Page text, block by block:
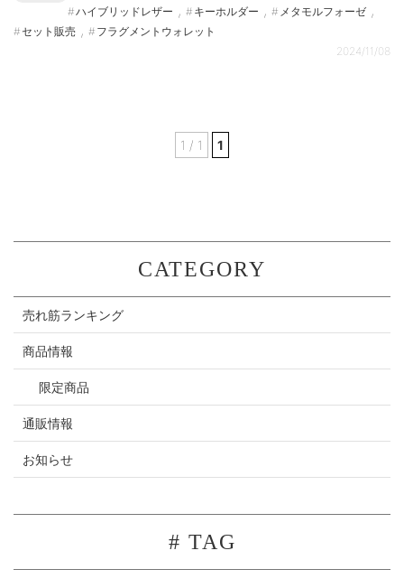
CATEGORY
売れ筋ランキング
商品情報
限定商品
通販情報
お知らせ
# TAG
ハイブリッドレザー , キーホルダー , メタモルフォーゼ ,
セット販売 ,
フラグメントウォレット
2024/11/08
1 / 1 1